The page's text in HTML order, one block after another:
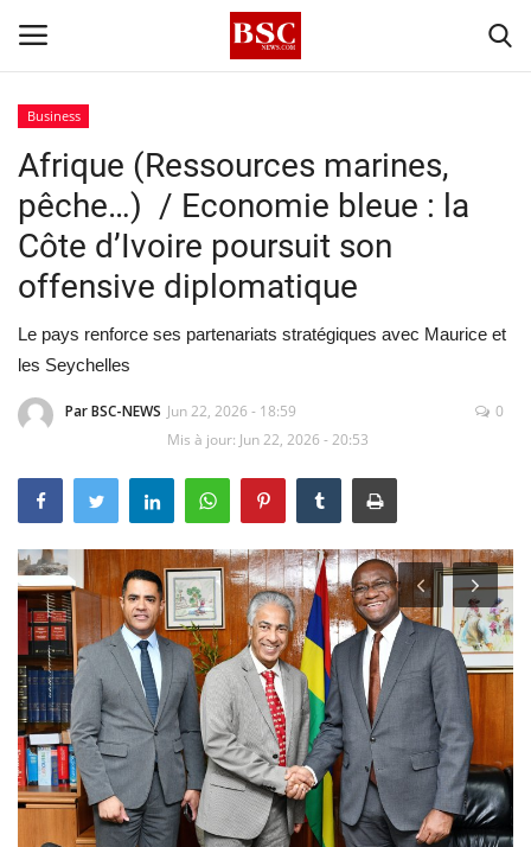
Accueil
Contact
A propos
Signature
Témoignage
Culture
Vidéos
Sublimes cerveaux
Sport
Autr'Actu
Business
Afrique (Ressources marines,
pêche…) / Economie bleue : la
Côte d’Ivoire poursuit son
offensive diplomatique
Le pays renforce ses partenariats stratégiques avec Maurice et
les Seychelles
Par BSC-NEWS Jun 22, 2026 - 18:59
Mis à jour: Jun 22, 2026 - 20:53
0